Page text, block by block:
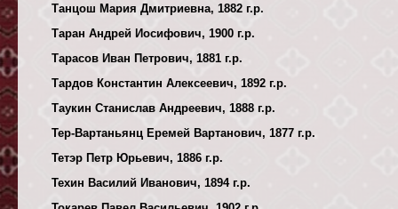
Танцош Мария Дмитриевна, 1882 г.р.
Таран Андрей Иосифович, 1900 г.р.
Тарасов Иван Петрович, 1881 г.р.
Тардов Константин Алексеевич, 1892 г.р.
Таукин Станислав Андреевич, 1888 г.р.
Тер-Вартаньянц Еремей Вартанович, 1877 г.р.
Тетэр Петр Юрьевич, 1886 г.р.
Техин Василий Иванович, 1894 г.р.